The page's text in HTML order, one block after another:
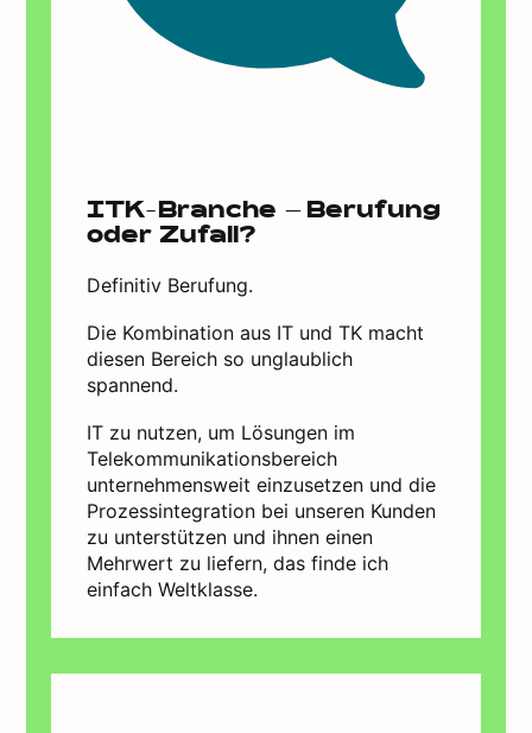
ITK-Branche – Berufung
oder Zufall?
Definitiv Berufung.
Die Kombination aus IT und TK macht
diesen Bereich so unglaublich
spannend.
IT zu nutzen, um Lösungen im
Telekommunikationsbereich
unternehmensweit einzusetzen und die
Prozessintegration bei unseren Kunden
zu unterstützen und ihnen einen
Mehrwert zu liefern, das finde ich
einfach Weltklasse.